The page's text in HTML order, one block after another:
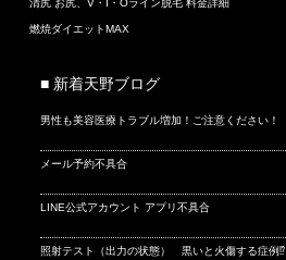
清尻 お尻、V・I・Oライン脱毛 料金詳細
燃焼ダイエットMAX
■ 新着天野ブログ
男性も美容医療トラブル増加！ご注意ください！
メール予約不具合
LINE公式アカウント アプリ不具合
照射テスト（出力の状態） 黒いと火傷する症例⁉